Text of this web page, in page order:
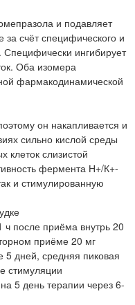
и подавляет
счёт специфического и
ингибирует
Оба изомера
фармакодинамической
он накапливается и
сильно кислой среды
клеток слизистой
фермента Н+/К+-
и стимулированную
после приёма внутрь 20
приёме 20 мг
5 дней, средняя пиковая
стимуляции
5 день терапии через 6-